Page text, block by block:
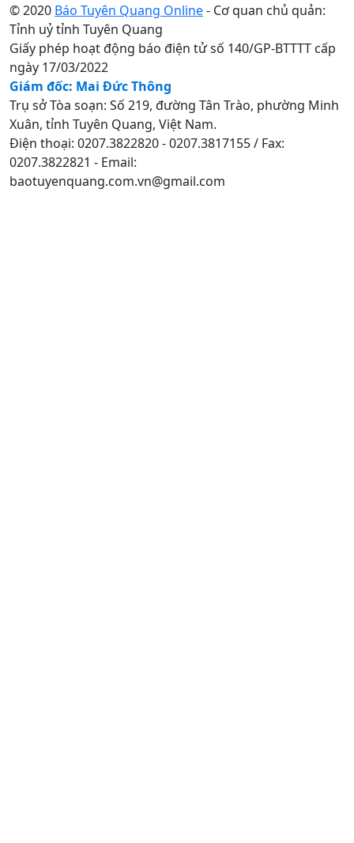
© 2020 Báo Tuyên Quang Online- Cơ quan chủ quản:
Tỉnh uỷ tỉnh Tuyên Quang
Giấy phép hoạt động báo điện tử số 140/GP-BTTTT cấp
ngày 17/03/2022
Giám đốc: Mai Đức Thông
Trụ sở Tòa soạn: Số 219, đường Tân Trào, phường Minh
Xuân, tỉnh Tuyên Quang, Việt Nam.
Điện thoại: 0207.3822820 - 0207.3817155 / Fax:
0207.3822821 - Email:
baotuyenquang.com.vn@gmail.com